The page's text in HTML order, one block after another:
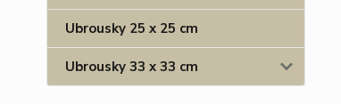
Ubrousky 25 x 25 cm
Ubrousky 33 x 33 cm